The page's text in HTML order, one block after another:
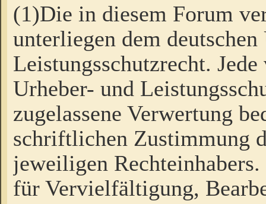
(1)Die in diesem Forum
unterliegen dem
Leistungsschutzrecht.
Urheber- und
zugelassene Verwertung
schriftlichen Zustimmung
jeweiligen
für Vervielfältigung,